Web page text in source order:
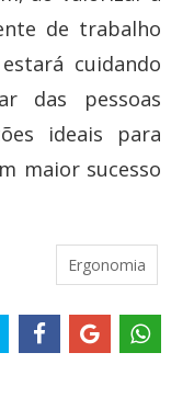
de trabalho
cuidando
das pessoas
ideais para
maior sucesso
Ergonomia